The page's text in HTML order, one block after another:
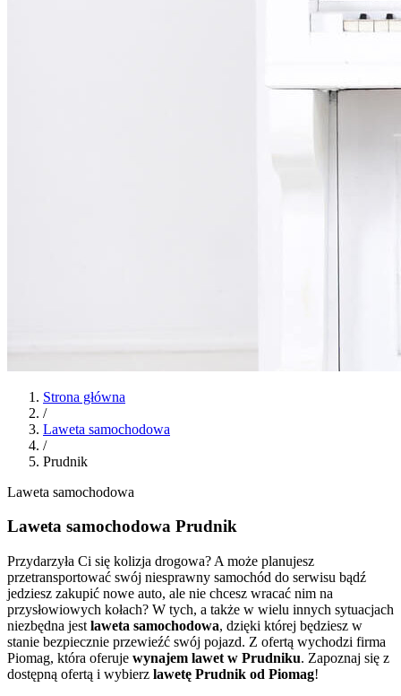
Strona główna
/
Laweta samochodowa
/
Prudnik
Laweta samochodowa
Laweta samochodowa Prudnik
Przydarzyła Ci się kolizja drogowa? A może planujesz
przetransportować swój niesprawny samochód do serwisu bądź
jedziesz zakupić nowe auto, ale nie chcesz wracać nim na
przysłowiowych kołach? W tych, a także w wielu innych sytuacjach
niezbędna jest laweta samochodowa, dzięki której będziesz w
stanie bezpiecznie przewieźć swój pojazd. Z ofertą wychodzi firma
Piomag, która oferuje wynajem lawet w Prudniku. Zapoznaj się z
dostępną ofertą i wybierz lawetę Prudnik od Piomag!